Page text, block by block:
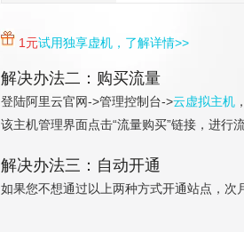
1元试用独享虚机，了解详情>>
解决办法二：购买流量
登陆阿里云官网->管理控制台->云虚拟主机
该主机管理界面点击“流量购买”链接，进行
解决办法三：自动开通
如果您不想通过以上两种方式开通站点，次